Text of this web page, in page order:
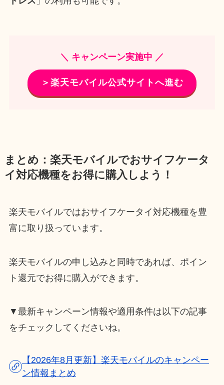
＼ キャンペーン実施中 ／
＞楽天モバイル公式サイトへ進む
まとめ：楽天モバイルでおサイフケータ
イ対応機種をお得に購入しよう！
楽天モバイルではおサイフケータイ対応機種を豊
富に取り扱っています。
楽天モバイルの申し込みと同時であれば、ポイン
ト還元でお得に購入ができます。
▼最新キャンペーン情報や適用条件は以下の記事
をチェックしてくださいね。
【2026年8月更新】楽天モバイルのキャンペー
ン情報まとめ